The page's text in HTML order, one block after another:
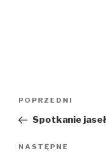
Poprzedni
wpis
POPRZEDNI
Spotkanie
Następny
NASTĘPNE